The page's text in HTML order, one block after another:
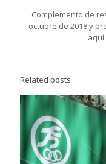
Complemento de
octubre de 2018 y
aquí
Related posts